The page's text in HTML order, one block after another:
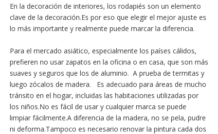
En la decoración de interiores, los rodapiés son un elemento
clave de la decoración.Es por eso que elegir el mejor ajuste es
lo más importante y realmente puede marcar la diferencia.
Para el mercado asiático, especialmente los países cálidos,
prefieren no usar zapatos en la oficina o en casa, que son más
suaves y seguros que los de aluminio. A prueba de termitas y
luego zócalos de madera. Es adecuado para áreas de mucho
tránsito en el hogar, incluidas las habitaciones utilizadas por
los niños.No es fácil de usar y cualquier marca se puede
limpiar fácilmente.A diferencia de la madera, no se pela, pudre
ni deforma.Tampoco es necesario renovar la pintura cada dos